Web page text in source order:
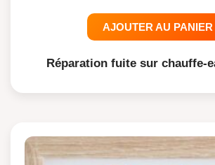
AJOUTER AU PANIER
Réparation fuite sur chauffe-